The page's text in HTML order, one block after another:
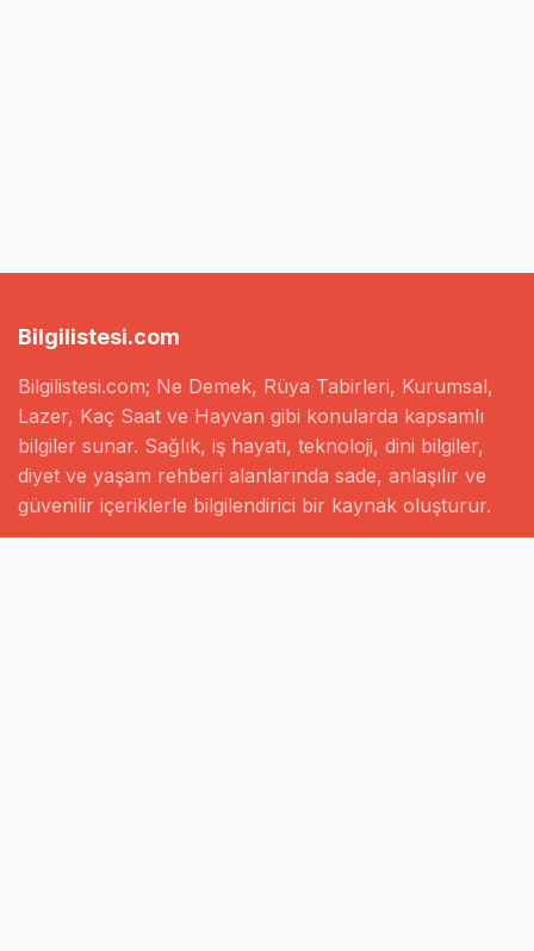
Bilgilistesi.com
Bilgilistesi.com; Ne Demek, Rüya Tabirleri, Kurumsal,
Lazer, Kaç Saat ve Hayvan gibi konularda kapsamlı
bilgiler sunar. Sağlık, iş hayatı, teknoloji, dini bilgiler,
diyet ve yaşam rehberi alanlarında sade, anlaşılır ve
güvenilir içeriklerle bilgilendirici bir kaynak oluşturur.